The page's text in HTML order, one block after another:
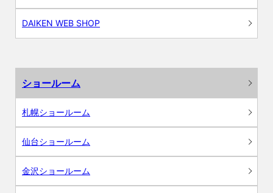
DAIKEN WEB SHOP
ショールーム
札幌ショールーム
仙台ショールーム
金沢ショールーム